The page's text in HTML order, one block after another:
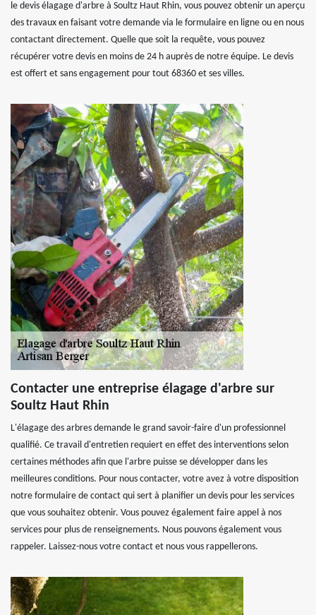
le devis élagage d'arbre à Soultz Haut Rhin, vous pouvez obtenir un aperçu
des travaux en faisant votre demande via le formulaire en ligne ou en nous
contactant directement. Quelle que soit la requête, vous pouvez
récupérer votre devis en moins de 24 h auprès de notre équipe. Le devis
est offert et sans engagement pour tout 68360 et ses villes.
Contacter une entreprise élagage d'arbre sur
Soultz Haut Rhin
L'élagage des arbres demande le grand savoir-faire d'un professionnel
qualifié. Ce travail d'entretien requiert en effet des interventions selon
certaines méthodes afin que l'arbre puisse se développer dans les
meilleures conditions. Pour nous contacter, votre avez à votre disposition
notre formulaire de contact qui sert à planifier un devis pour les services
que vous souhaitez obtenir. Vous pouvez également faire appel à nos
services pour plus de renseignements. Nous pouvons également vous
rappeler. Laissez-nous votre contact et nous vous rappellerons.